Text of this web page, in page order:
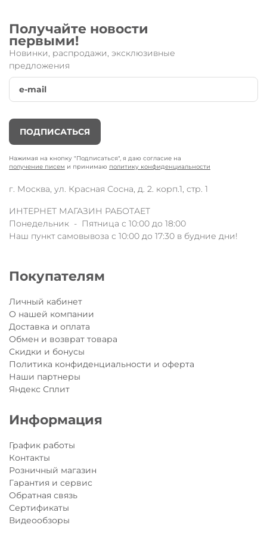
Детский трехколесный самокат Maxi Micro Deluxe Glow
LED зеленый мармелад со светящимися колёсами
детей от 4-х до 12-ти лет.
Превратите времяпрепровождение вашего ребенка в
яркое волшебство, со светящейся моделью
Deluxe Glow LED. Детали самоката: платформа, ручки,
тормоз и даже логотип на стойке руля - светятся в темноте
УФ-излучателями, светящиеся элементы создают
Технические параметры:
колёса (120/80 мм);
доска с LED подсветкой
светонакопительные детали самоката
максимальная нагрузка до 50 кг;
Самокат Maxi Micro Deluxe Glow LED зеленый мармелад
со светящимися колёсами
безопасность в пасмурные дни и темное время суток.
Добавьте яркости ежедневным прогулкам Вашего
ребенка!Позвольте светящимся элементам осветить все
вокруг и наблюдайте как ярко они сияют в каждой поездке!
Получайте новости
первыми!
Новинки, распродажи, эксклюзивные
предложения
ПОДПИСАТЬСЯ
Нажимая на кнопку "Подписаться", я даю согласие на
получение писем и принимаю политику конфиденциальности
г. Москва, ул. Красная Сосна, д. 2. корп.1, стр. 1
ИНТЕРНЕТ МАГАЗИН РАБОТАЕТ
Понедельник - Пятница с 10:00 до 18:00
Наш пункт самовывоза с 10:00 до 17:30 в будние дни!
Покупателям
Личный кабинет
О нашей компании
Доставка и оплата
Обмен и возврат товара
Скидки и бонусы
Политика конфиденциальности и оферта
Наши партнеры
Яндекс Сплит
Информация
График работы
Контакты
Розничный магазин
Гарантия и сервис
Обратная связь
Сертификаты
Видеообзоры